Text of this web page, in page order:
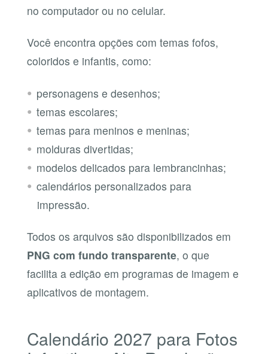
no computador ou no celular.
Você encontra opções com temas fofos,
coloridos e infantis, como:
personagens e desenhos;
temas escolares;
temas para meninos e meninas;
molduras divertidas;
modelos delicados para lembrancinhas;
calendários personalizados para
impressão.
Todos os arquivos são disponibilizados em
PNG com fundo transparente, o que
facilita a edição em programas de imagem e
aplicativos de montagem.
Calendário 2027 para Fotos